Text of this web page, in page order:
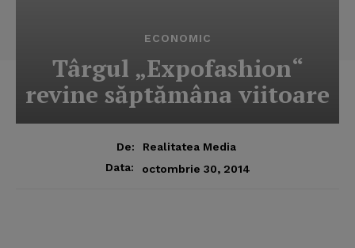
ECONOMIC
Târgul „Expofashion“
revine săptămâna viitoare
De:
Realitatea Media
Data:
octombrie 30, 2014